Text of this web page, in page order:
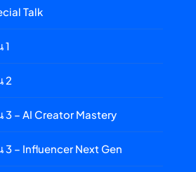
Talk
1
2
3 – AI Creator Mastery
3 – Influencer Next Gen